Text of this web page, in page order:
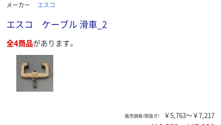
メーカー エスコ
エスコ ケーブル 滑車_2
全4商品があります。
販売価格（税抜き） ￥5,763～￥7,217